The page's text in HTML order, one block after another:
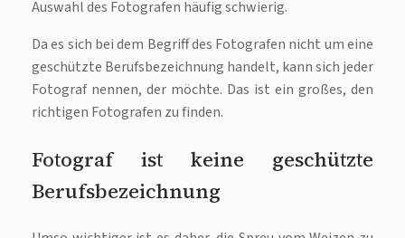
Auswahl des Fotografen häufig schwierig.
Da es sich bei dem Begriff des Fotografen nicht um eine
geschützte Berufsbezeichnung handelt, kann sich jeder
Fotograf nennen, der möchte. Das ist ein großes, den
richtigen Fotografen zu finden.
Fotograf ist keine geschützte
Berufsbezeichnung